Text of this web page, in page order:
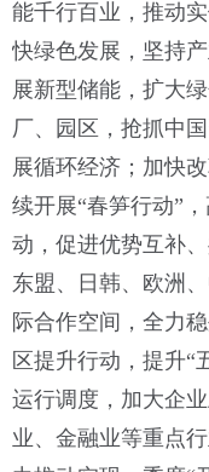
能千行百业，推动
快绿色发展，坚持
展新型储能，扩大
厂、园区，抢抓中
展循环经济；加快
续开展“春笋行动”
动，促进优势互补
东盟、日韩、欧洲
际合作空间，全力
区提升行动，提升“
运行调度，加大企
业、金融业等重点